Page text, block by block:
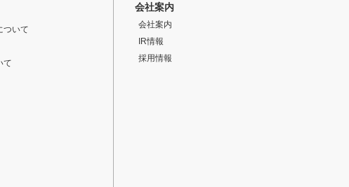
ついて
て
会社案内
会社案内
IR情報
採用情報